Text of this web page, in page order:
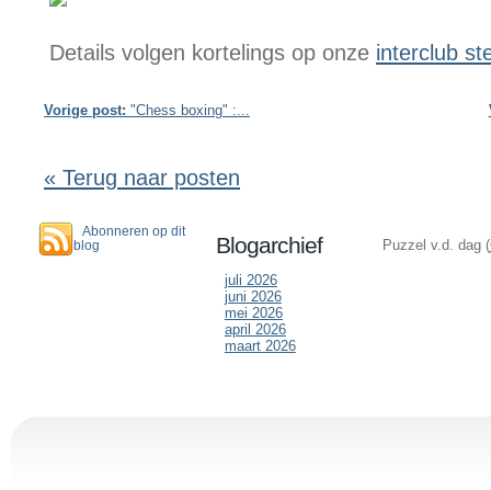
Details volgen kortelings op onze interclub
Vorige post: "Chess boxing" :...
« Terug naar posten
Abonneren op dit
blog
Blogarchief
juli 2026
juni 2026
mei 2026
april 2026
maart 2026
Puzzel v.d. dag (